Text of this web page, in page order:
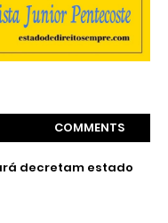
COMMENTS
decretam estado